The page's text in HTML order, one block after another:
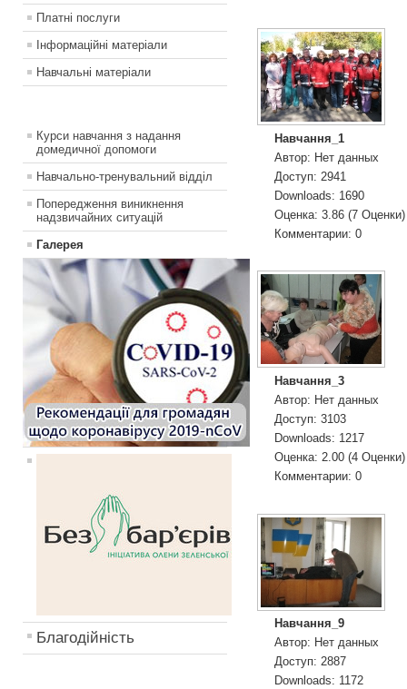
Платні послуги
Інформаційні матеріали
Навчальні матеріали
Курси навчання з надання
домедичної допомоги
Навчально-тренувальний відділ
Попередження виникнення
надзвичайних ситуацій
Галерея
Благодійність
Навчання_1
Автор: Нет данных
Доступ: 2941
Downloads: 1690
Оценка: 3.86 (7
Комментарии: 0
Навчання_3
Автор: Нет данных
Доступ: 3103
Downloads: 1217
Оценка: 2.00 (4
Комментарии: 0
Навчання_9
Автор: Нет данных
Доступ: 2887
Downloads: 1172